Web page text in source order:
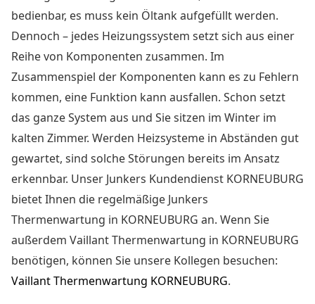
bedienbar, es muss kein Öltank aufgefüllt werden.
Dennoch – jedes Heizungssystem setzt sich aus einer
Reihe von Komponenten zusammen. Im
Zusammenspiel der Komponenten kann es zu Fehlern
kommen, eine Funktion kann ausfallen. Schon setzt
das ganze System aus und Sie sitzen im Winter im
kalten Zimmer. Werden Heizsysteme in Abständen gut
gewartet, sind solche Störungen bereits im Ansatz
erkennbar. Unser Junkers Kundendienst KORNEUBURG
bietet Ihnen die regelmäßige Junkers
Thermenwartung in KORNEUBURG an. Wenn Sie
außerdem Vaillant Thermenwartung in KORNEUBURG
benötigen, können Sie unsere Kollegen besuchen:
Vaillant Thermenwartung KORNEUBURG.